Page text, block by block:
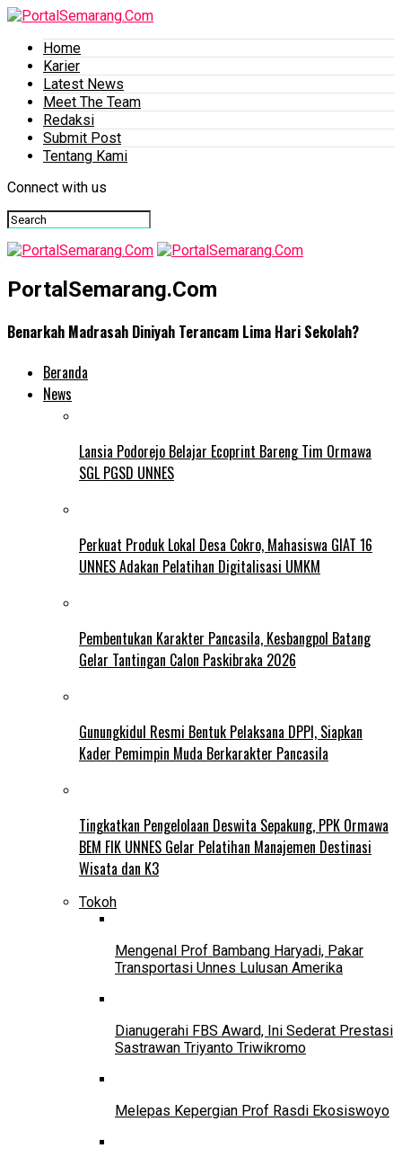
Home
Karier
Latest News
Meet The Team
Redaksi
Submit Post
Tentang Kami
Connect with us
PortalSemarang.Com
Benarkah Madrasah Diniyah Terancam Lima Hari Sekolah?
Beranda
News
Lansia Podorejo Belajar Ecoprint Bareng Tim Ormawa
SGL PGSD UNNES
Perkuat Produk Lokal Desa Cokro, Mahasiswa GIAT 16
UNNES Adakan Pelatihan Digitalisasi UMKM
Pembentukan Karakter Pancasila, Kesbangpol Batang
Gelar Tantingan Calon Paskibraka 2026
Gunungkidul Resmi Bentuk Pelaksana DPPI, Siapkan
Kader Pemimpin Muda Berkarakter Pancasila
Tingkatkan Pengelolaan Deswita Sepakung, PPK Ormawa
BEM FIK UNNES Gelar Pelatihan Manajemen Destinasi
Wisata dan K3
Tokoh
Mengenal Prof Bambang Haryadi, Pakar
Transportasi Unnes Lulusan Amerika
Dianugerahi FBS Award, Ini Sederat Prestasi
Sastrawan Triyanto Triwikromo
Melepas Kepergian Prof Rasdi Ekosiswoyo